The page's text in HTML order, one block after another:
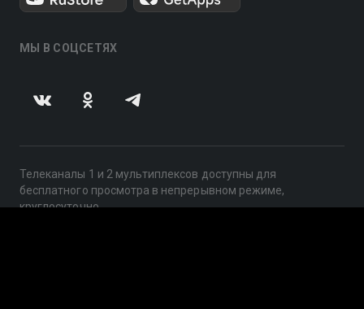
МЫ В СОЦСЕТЯХ
Телеканалы 1 и 2 мультиплексов доступны для
бесплатного просмотра в непрерывном режиме,
круглосуточно.